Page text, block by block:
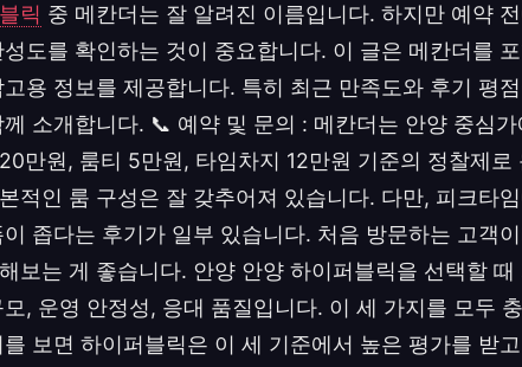
릭 중 메칸더는 잘 알려진 이름입니다. 하지만 예약
도를 확인하는 것이 중요합니다. 이 글은 메칸더를
용 정보를 제공합니다. 특히 최근 만족도와 후기 평
소개합니다. 📞 예약 및 문의 : 메칸더는 안양 중심
만원, 룸티 5만원, 타임차지 12만원 기준의 정찰제로
적인 룸 구성은 잘 갖추어져 있습니다. 다만, 피크타
좁다는 후기가 일부 있습니다. 처음 방문하는 고객이
보는 게 좋습니다. 안양 안양 하이퍼블릭을 선택할 때
, 운영 안정성, 응대 품질입니다. 이 세 가지를 모두
보면 하이퍼블릭은 이 세 기준에서 높은 평가를 받